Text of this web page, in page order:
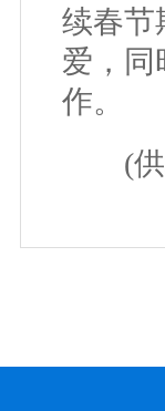
续春节
爱，同
作。
(供